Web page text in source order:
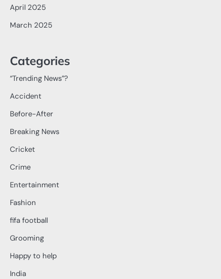
April 2025
March 2025
Categories
“Trending News”?
Accident
Before-After
Breaking News
Cricket
Crime
Entertainment
Fashion
fifa football
Grooming
Happy to help
India